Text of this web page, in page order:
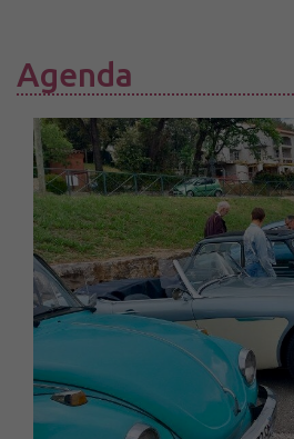
Agenda